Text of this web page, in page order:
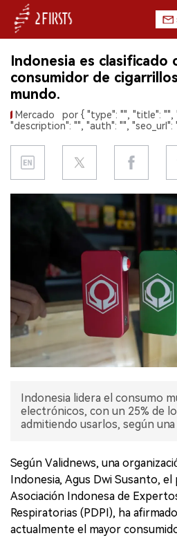
INICIO
EMPRESA
REGULACIÓN
EXPOSICIÓN
ENTREVISTA
Indonesia es clasificado
consumidor de
mundo.
Mercado
por { "type": "", "title": "",
"description": "", "auth": "", "seo_url":
Indonesia lidera el consumo
electrónicos, con un 25% de
admitiendo usarlos, según una
Según Validnews, una
Indonesia, Agus Dwi Susanto,
Asociación Indonesa de
Respiratorias (PDPI), ha
actualmente el mayor